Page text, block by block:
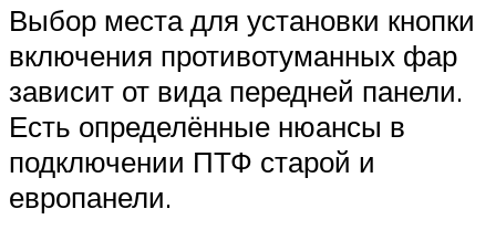
Выбор места для установки кнопки
включения противотуманных фар
зависит от вида передней панели.
Есть определённые нюансы в
подключении ПТФ старой и
европанели.